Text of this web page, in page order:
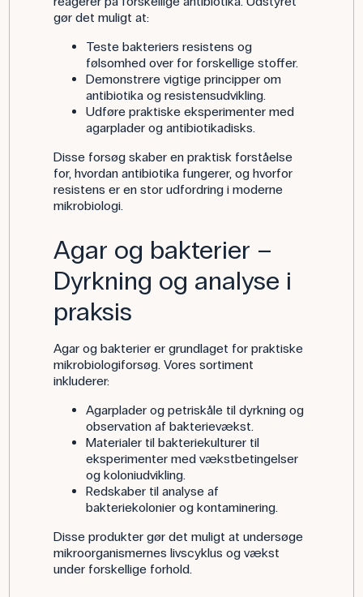
gør det muligt at:
Teste bakteriers resistens og
følsomhed over for forskellige stoffer.
Demonstrere vigtige principper om
antibiotika og resistensudvikling.
Udføre praktiske eksperimenter med
agarplader og antibiotikadisks.
Disse forsøg skaber en praktisk forståelse
for, hvordan antibiotika fungerer, og hvorfor
resistens er en stor udfordring i moderne
mikrobiologi.
Agar og bakterier –
Dyrkning og analyse i
praksis
Agar og bakterier er grundlaget for praktiske
mikrobiologiforsøg. Vores sortiment
inkluderer:
Agarplader og petriskåle til dyrkning og
observation af bakterievækst.
Materialer til bakteriekulturer til
eksperimenter med vækstbetingelser
og koloniudvikling.
Redskaber til analyse af
bakteriekolonier og kontaminering.
Disse produkter gør det muligt at undersøge
mikroorganismernes livscyklus og vækst
under forskellige forhold.